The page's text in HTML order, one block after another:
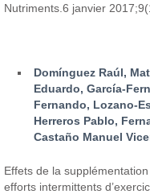
Nutriments.6 janvier
Domínguez Raúl,
Eduardo, García-
Fernando, Lozano-
Herreros Pablo,
Castaño Manuel
Effets de la
efforts intermittents